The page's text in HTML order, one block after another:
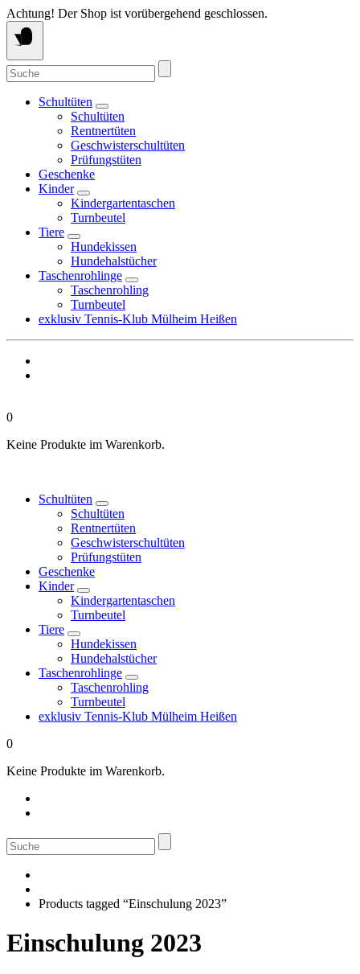
Springe
zum
Inhalt
Achtung! Der Shop ist vorübergehend geschlossen.
Suche
nach:
Schultüten
Schultüten
Rentnertüten
Geschwisterschultüten
Prüfungstüten
Geschenke
Kinder
Kindergartentaschen
Turnbeutel
Tiere
Hundekissen
Hundehalstücher
Taschenrohlinge
Taschenrohling
Turnbeutel
exklusiv Tennis-Klub Mülheim Heißen
0
Keine Produkte im Warenkorb.
Schultüten
Schultüten
Rentnertüten
Geschwisterschultüten
Prüfungstüten
Geschenke
Kinder
Kindergartentaschen
Turnbeutel
Tiere
Hundekissen
Hundehalstücher
Taschenrohlinge
Taschenrohling
Turnbeutel
exklusiv Tennis-Klub Mülheim Heißen
0
Keine Produkte im Warenkorb.
Suche
nach:
Products tagged “Einschulung 2023”
Einschulung 2023